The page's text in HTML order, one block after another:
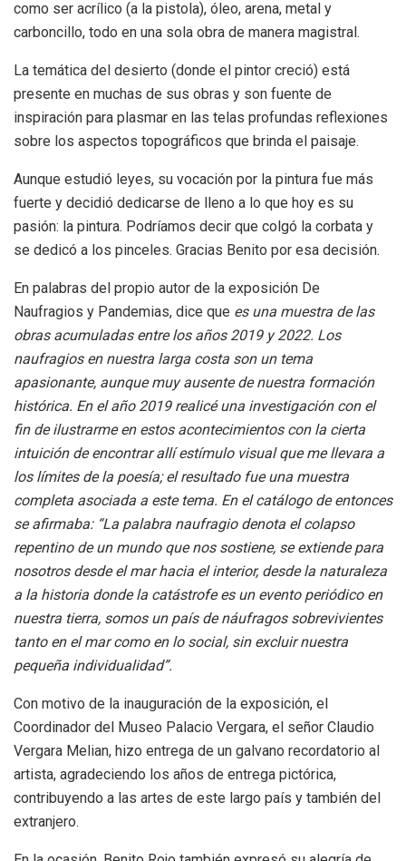
como ser acrílico (a la pistola), óleo, arena, metal y
carboncillo, todo en una sola obra de manera magistral.
La temática del desierto (donde el pintor creció) está
presente en muchas de sus obras y son fuente de
inspiración para plasmar en las telas profundas reflexiones
sobre los aspectos topográficos que brinda el paisaje.
Aunque estudió leyes, su vocación por la pintura fue más
fuerte y decidió dedicarse de lleno a lo que hoy es su
pasión: la pintura. Podríamos decir que colgó la corbata y
se dedicó a los pinceles. Gracias Benito por esa decisión.
En palabras del propio autor de la exposición De
Naufragios y Pandemias, dice que es una muestra de las
obras acumuladas entre los años 2019 y 2022. Los
naufragios en nuestra larga costa son un tema
apasionante, aunque muy ausente de nuestra formación
histórica. En el año 2019 realicé una investigación con el
fin de ilustrarme en estos acontecimientos con la cierta
intuición de encontrar allí estímulo visual que me llevara a
los límites de la poesía; el resultado fue una muestra
completa asociada a este tema. En el catálogo de entonces
se afirmaba: “La palabra naufragio denota el colapso
repentino de un mundo que nos sostiene, se extiende para
nosotros desde el mar hacia el interior, desde la naturaleza
a la historia donde la catástrofe es un evento periódico en
nuestra tierra, somos un país de náufragos sobrevivientes
tanto en el mar como en lo social, sin excluir nuestra
pequeña individualidad”.
Con motivo de la inauguración de la exposición, el
Coordinador del Museo Palacio Vergara, el señor Claudio
Vergara Melian, hizo entrega de un galvano recordatorio al
artista, agradeciendo los años de entrega pictórica,
contribuyendo a las artes de este largo país y también del
extranjero.